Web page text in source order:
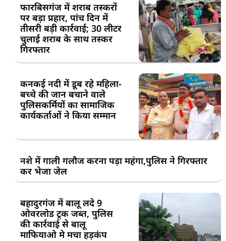
फारबिसगंज में शराब तस्करों
पर बड़ा प्रहार, पांच दिन में
तीसरी बड़ी कार्रवाई; 30 लीटर
चुलाई शराब के साथ तस्कर
गिरफ्तार
कनकई नदी में डूब रहे महिला-
बच्चे की जान बचाने वाले
पुलिसकर्मियों का सामाजिक
कार्यकर्ताओं ने किया सम्मान
नशे में गाली गलौज करना पड़ा महंगा,पुलिस ने गिरफ्तार
कर भेजा जेल
बहादुरगंज में बालू लदे 9
ओवरलोड ट्रक जब्त, पुलिस
की कार्रवाई से बालू
माफियाओ मे मचा हड़कंप